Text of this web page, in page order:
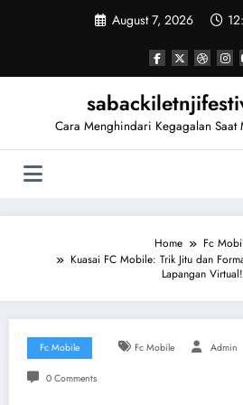
August 7, 2026
Cara Menghindari Kegagalan Saat
Home
Fc
Kuasai FC Mobile: Trik Jitu dan
Lapangan Virtual!
Fc Mobile Fc Mobile Admin
0 Comments